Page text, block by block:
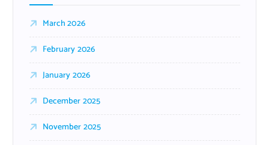
March 2026
February 2026
January 2026
December 2025
November 2025